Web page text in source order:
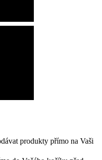
produkty přímo na Vaši